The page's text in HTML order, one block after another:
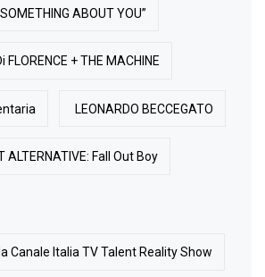
ABOUT YOU”
FLORENCE + THE MACHINE
LEONARDO BECCEGATO
ALTERNATIVE: Fall Out Boy
Canale Italia TV Talent Reality Show